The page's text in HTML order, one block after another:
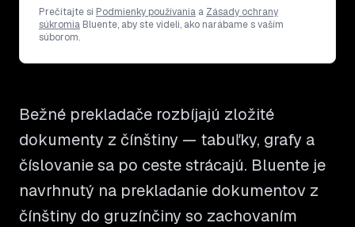
Prečítajte si Podmienky používania a Zásady ochrany
súkromia Bluente, aby ste videli, ako narábame s vaším
súborom.
Bežné prekladače rozbíjajú zložité
dokumenty z čínštiny — tabuľky, grafy a
číslovanie sa po ceste strácajú. Bluente je
navrhnutý na prekladanie dokumentov z
čínštiny do gruzínčiny so zachovaním